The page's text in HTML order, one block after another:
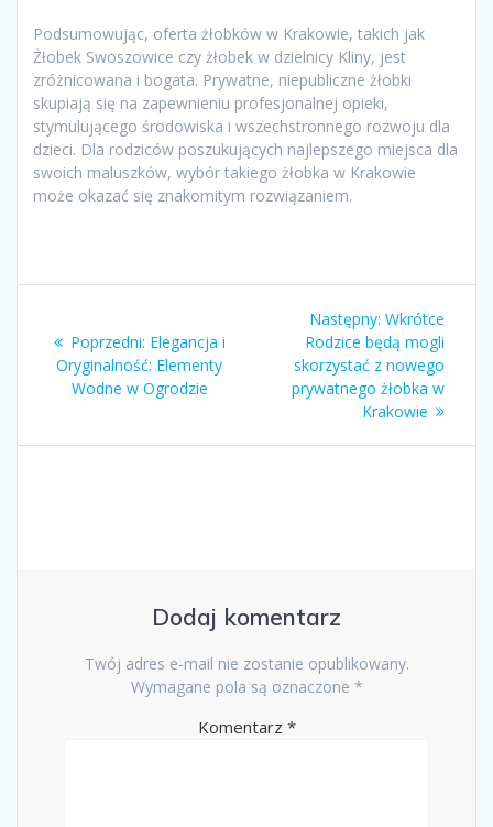
Podsumowując, oferta żłobków w Krakowie, takich jak
Żłobek Swoszowice czy żłobek w dzielnicy Kliny, jest
zróżnicowana i bogata. Prywatne, niepubliczne żłobki
skupiają się na zapewnieniu profesjonalnej opieki,
stymulującego środowiska i wszechstronnego rozwoju dla
dzieci. Dla rodziców poszukujących najlepszego miejsca dla
swoich maluszków, wybór takiego żłobka w Krakowie
może okazać się znakomitym rozwiązaniem.
wpisu
Poprzedni: Poprzedni
wpis:
Elegancja i
Oryginalność: Elementy
Wodne w Ogrodzie
Następny: Następny
wpis:
Wkrótce
Rodzice będą mogli
skorzystać z nowego
prywatnego żłobka w
Krakowie
Dodaj komentarz
Twój adres e-mail nie zostanie opublikowany.
Wymagane pola są oznaczone *
Komentarz *